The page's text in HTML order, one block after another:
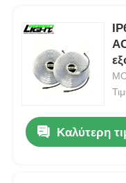
Καλύτερη